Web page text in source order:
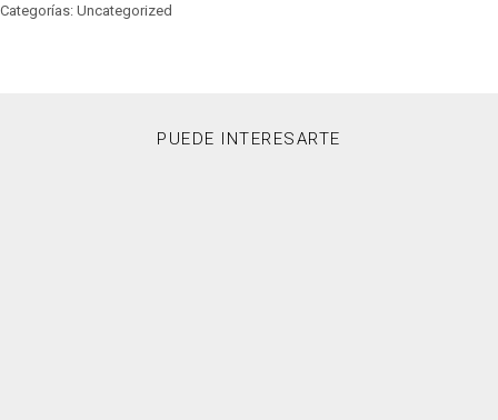
Categorías: Uncategorized
PUEDE INTERESARTE